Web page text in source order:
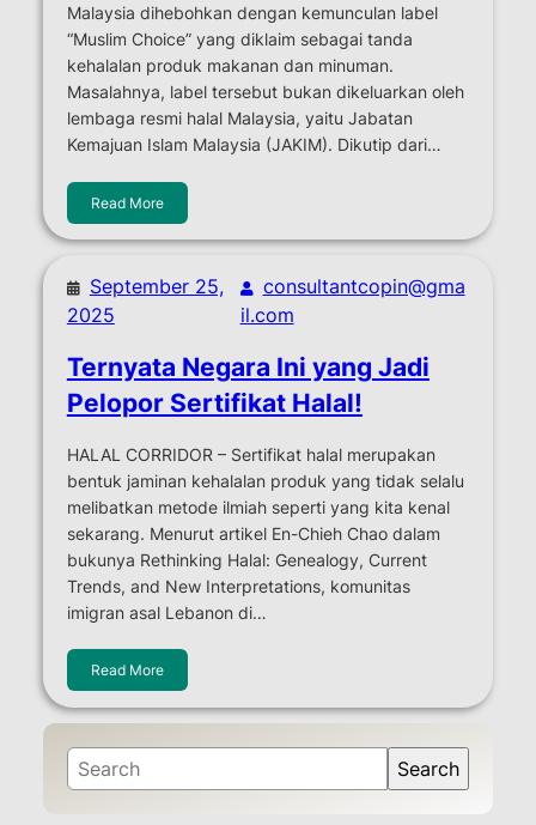
Malaysia dihebohkan dengan kemunculan label
“Muslim Choice” yang diklaim sebagai tanda
kehalalan produk makanan dan minuman.
Masalahnya, label tersebut bukan dikeluarkan oleh
lembaga resmi halal Malaysia, yaitu Jabatan
Kemajuan Islam Malaysia (JAKIM). Dikutip dari…
Read More
September 25,
2025
consultantcopin@gma
il.com
Ternyata Negara Ini yang Jadi
Pelopor Sertifikat Halal!
HALAL CORRIDOR – Sertifikat halal merupakan
bentuk jaminan kehalalan produk yang tidak selalu
melibatkan metode ilmiah seperti yang kita kenal
sekarang. Menurut artikel En-Chieh Chao dalam
bukunya Rethinking Halal: Genealogy, Current
Trends, and New Interpretations, komunitas
imigran asal Lebanon di…
Read More
S
e
Search